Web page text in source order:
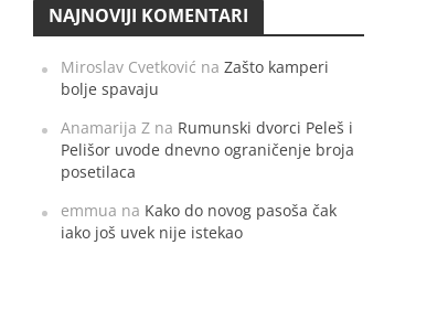
NAJNOVIJI KOMENTARI
Miroslav Cvetković naZašto kamperi
bolje spavaju
Anamarija Z na Rumunski dvorci Peleš i
Pelišor uvode dnevno ograničenje broja
posetilaca
emmua na Kako do novog pasoša čak
iako još uvek nije istekao